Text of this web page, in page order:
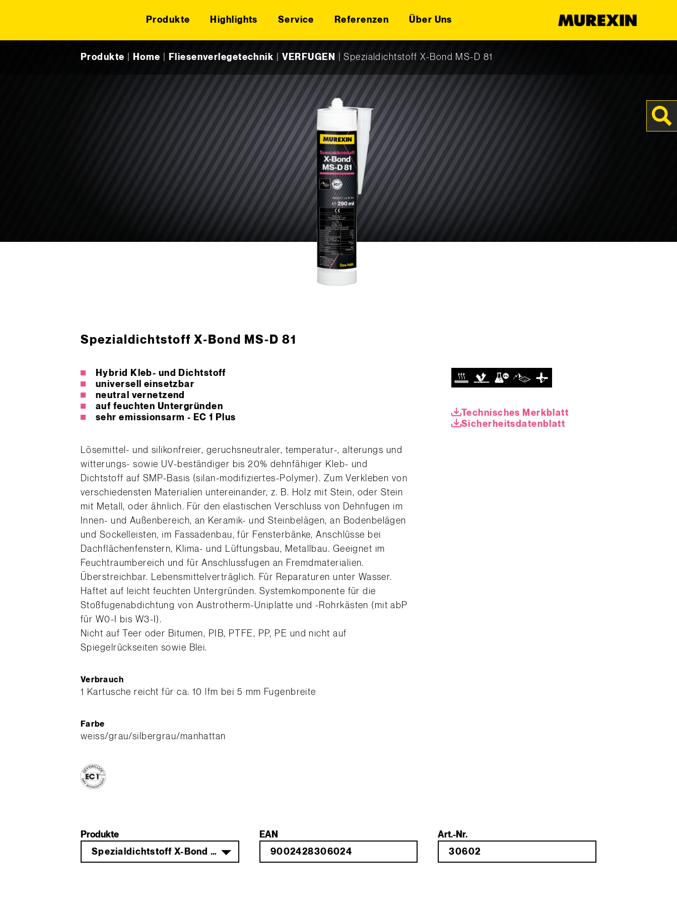
Produkte Highlights Service Referenzen Über Uns
Produkte Home Fliesenverlegetechnik VERFUGEN |Spezialdichtstoff X-Bond MS-D 81
Spezialdichtstoff X-Bond MS-D 81
Hybrid Kleb- und Dichtstoff
universell einsetzbar
neutral vernetzend
auf feuchten Untergründen
sehr emissionsarm - EC 1 Plus
Lösemittel- und silikonfreier, geruchsneutraler, temperatur-, alterungs und
witterungs- sowie UV-beständiger bis 20% dehnfähiger Kleb- und
Dichtstoff auf SMP-Basis (silan-modifiziertes-Polymer). Zum Verkleben von
verschiedensten Materialien untereinander, z. B. Holz mit Stein, oder Stein
mit Metall, oder ähnlich. Für den elastischen Verschluss von Dehnfugen im
Innen- und Außenbereich, an Keramik- und Steinbelägen, an Bodenbelägen
und Sockelleisten, im Fassadenbau, für Fensterbänke, Anschlüsse bei
Dachflächenfenstern, Klima- und Lüftungsbau, Metallbau. Geeignet im
Feuchtraumbereich und für Anschlussfugen an Fremdmaterialien.
Überstreichbar. Lebensmittelverträglich. Für Reparaturen unter Wasser.
Haftet auf leicht feuchten Untergründen. Systemkomponente für die
Stoßfugenabdichtung von Austrotherm-Uniplatte und -Rohrkästen (mit abP
für W0-I bis W3-I).
Nicht auf Teer oder Bitumen, PIB, PTFE, PP, PE und nicht auf
Spiegelrückseiten sowie Blei.
Verbrauch
1 Kartusche reicht für ca. 10 lfm bei 5 mm Fugenbreite
Farbe
weiss/grau/silbergrau/manhattan
Technisches Merkblatt
Sicherheitsdatenblatt
Produkte
Spezialdichtstoff X-Bond MS-D 81 weiß 290 ml
EAN Art.-Nr.